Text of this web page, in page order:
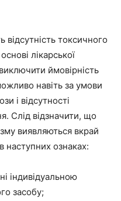
відсутність токсичного
лікарської
ймовірність
навіть за умови
і відсутності
Слід відзначити, що
виявляються вкрай
наступних ознаках:
індивідуальною
засобу;